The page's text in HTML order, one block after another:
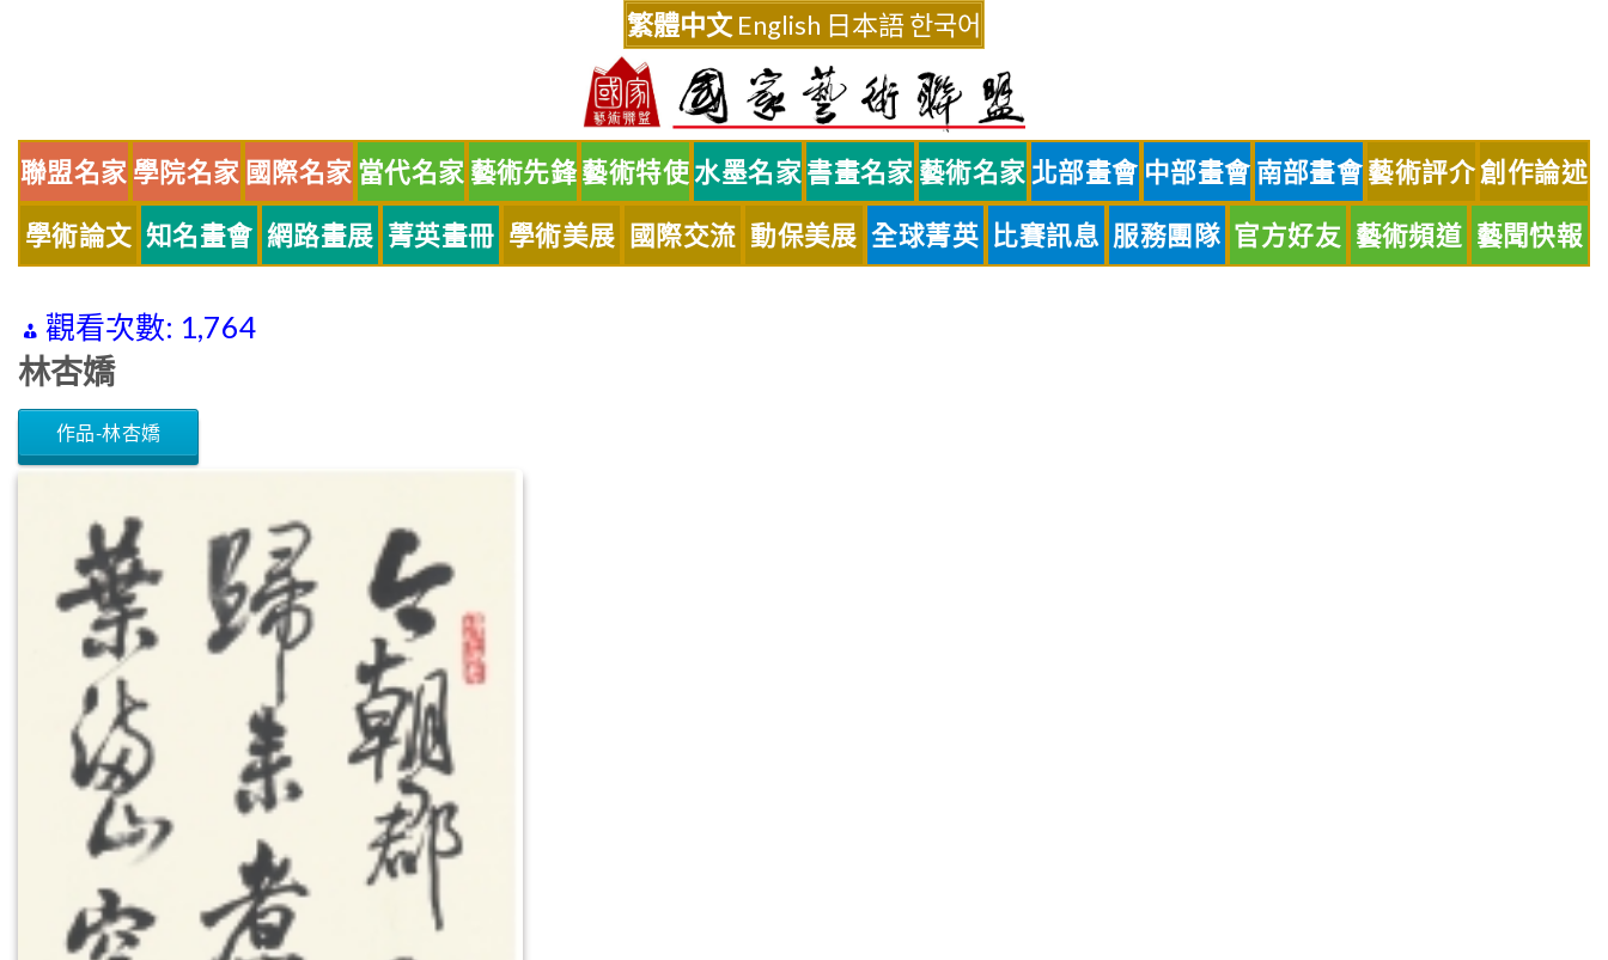
繁體中文 English 日本語한국어
聯盟名家 學院名家 國際名家 當代名家 藝術先鋒藝術特使水墨名家 書畫名家 藝術名家 北部畫會 中部畫會 南部畫會藝術評介創作論述
學術論文 知名畫會 網路畫展 菁英畫冊 學術美展 國際交流 動保美展 全球菁英 比賽訊息 服務團隊 官方好友 藝術頻道 藝聞快報
觀看次數: 1,764
林杏嬌
作品-林杏嬌